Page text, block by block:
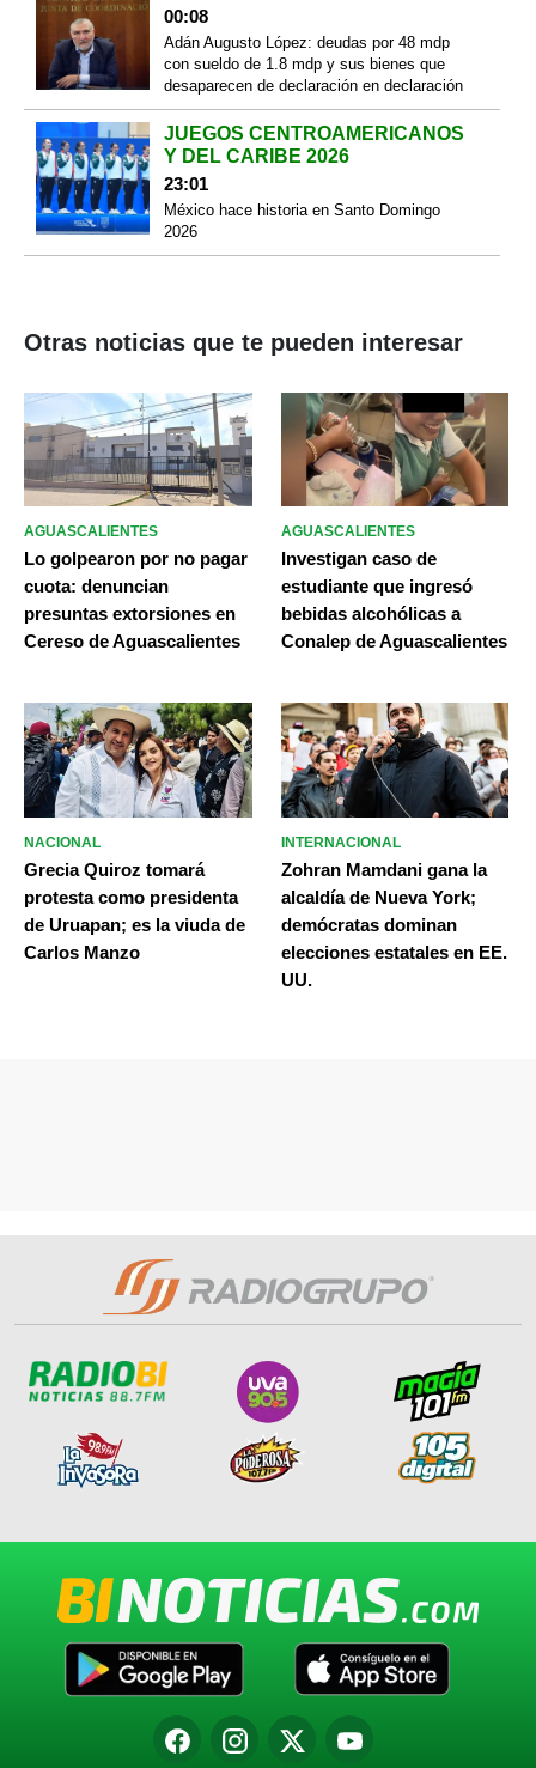
00:08
Adán Augusto López: deudas por 48 mdp
con sueldo de 1.8 mdp y sus bienes que
desaparecen de declaración en declaración
JUEGOS CENTROAMERICANOS
Y DEL CARIBE 2026
23:01
México hace historia en Santo Domingo
2026
Otras noticias que te pueden interesar
AGUASCALIENTES
Lo golpearon por no pagar
cuota: denuncian
presuntas extorsiones en
Cereso de Aguascalientes
AGUASCALIENTES
Investigan caso de
estudiante que ingresó
bebidas alcohólicas a
Conalep de Aguascalientes
NACIONAL
Grecia Quiroz tomará
protesta como presidenta
de Uruapan; es la viuda de
Carlos Manzo
INTERNACIONAL
Zohran Mamdani gana la
alcaldía de Nueva York;
demócratas dominan
elecciones estatales en EE.
UU.